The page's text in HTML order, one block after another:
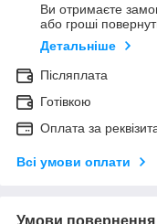
Ви отримаєте
або гроші
Детальніше
Післяплата
Готівкою
Оплата за
Всі умови оплати